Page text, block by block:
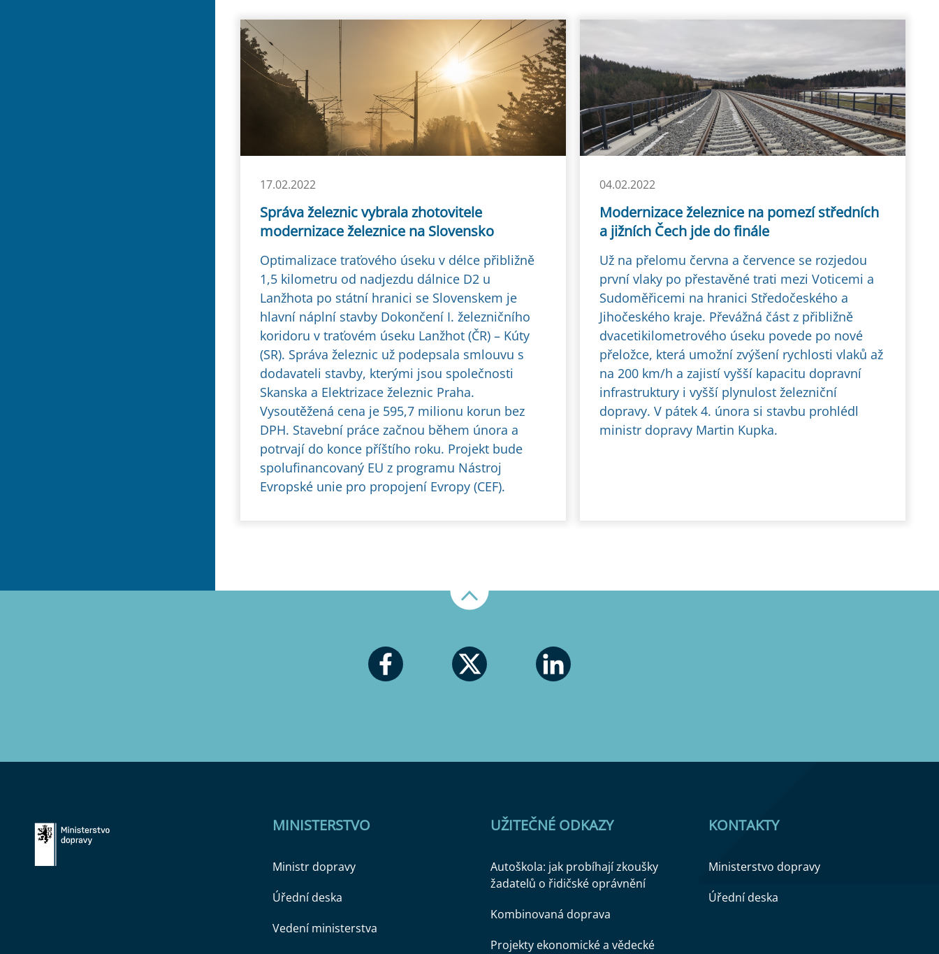
17.02.2022
Správa železnic vybrala zhotovitele
modernizace železnice na Slovensko
Optimalizace traťového úseku v délce přibližně
1,5 kilometru od nadjezdu dálnice D2 u
Lanžhota po státní hranici se Slovenskem je
hlavní náplní stavby Dokončení I. železničního
koridoru v traťovém úseku Lanžhot (ČR) – Kúty
(SR). Správa železnic už podepsala smlouvu s
dodavateli stavby, kterými jsou společnosti
Skanska a Elektrizace železnic Praha.
Vysoutěžená cena je 595,7 milionu korun bez
DPH. Stavební práce začnou během února a
potrvají do konce příštího roku. Projekt bude
spolufinancovaný EU z programu Nástroj
Evropské unie pro propojení Evropy (CEF).
04.02.2022
Modernizace železnice na pomezí středních
a jižních Čech jde do finále
Už na přelomu června a července se rozjedou
první vlaky po přestavěné trati mezi Voticemi a
Sudoměřicemi na hranici Středočeského a
Jihočeského kraje. Převážná část z přibližně
dvacetikilometrového úseku povede po nové
přeložce, která umožní zvýšení rychlosti vlaků až
na 200 km/h a zajistí vyšší kapacitu dopravní
infrastruktury i vyšší plynulost železniční
dopravy. V pátek 4. února si stavbu prohlédl
ministr dopravy Martin Kupka.
MINISTERSTVO
Ministr dopravy
Úřední deska
Vedení ministerstva
UŽITEČNÉ ODKAZY
Autoškola: jak probíhají zkoušky
žadatelů o řidičské oprávnění
Kombinovaná doprava
Projekty ekonomické a vědecké
KONTAKTY
Ministerstvo dopravy
Úřední deska